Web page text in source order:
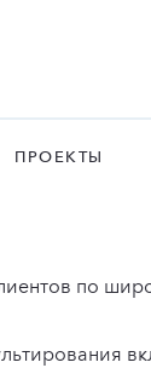
ПРОЕКТЫ
по